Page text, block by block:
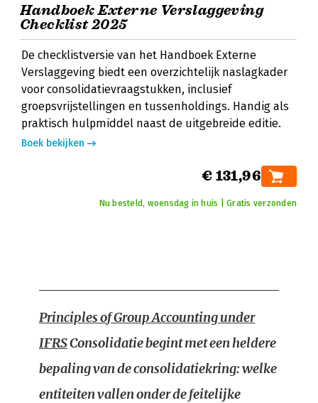
Handboek Externe Verslaggeving
Checklist 2025
De checklistversie van het Handboek Externe
Verslaggeving biedt een overzichtelijk naslagkader
voor consolidatievraagstukken, inclusief
groepsvrijstellingen en tussenholdings. Handig als
praktisch hulpmiddel naast de uitgebreide editie.
Boek bekijken
€ 131,96
Nu besteld, woensdag in huis | Gratis verzonden
Principles of Group Accounting under
IFRSConsolidatie begint met een heldere
bepaling van de consolidatiekring: welke
entiteiten vallen onder de feitelijke